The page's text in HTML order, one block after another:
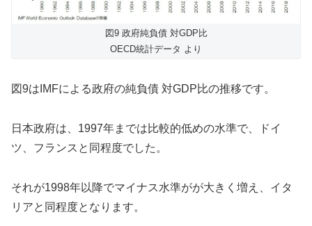
図9 政府純負債 対GDP比
OECD統計データ より
図9はIMFによる政府の純負債 対GDP比の推移です。
日本政府は、1997年までは比較的低めの水準で、ドイ
ツ、フランスと同程度でした。
それが1998年以降でマイナス水準がが大きく増え、イタ
リアと同程度となります。